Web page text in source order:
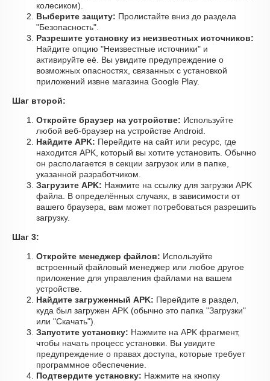
колесиком).
Выберите защиту: Пролистайте вниз до раздела
"Безопасность".
Разрешите установку из неизвестных источников:
Найдите опцию "Неизвестные источники" и
активируйте её. Вы увидите предупреждение о
возможных опасностях, связанных с установкой
приложений извне магазина Google Play.
Шаг второй:
Откройте браузер на устройстве: Используйте
любой веб-браузер на устройстве Android.
Найдите APK: Перейдите на сайт или ресурс, где
находится APK, который вы хотите установить. Обычно
он располагается в секции загрузок или в папке,
указанной разработчиком.
Загрузите APK: Нажмите на ссылку для загрузки APK
файла. В определённых случаях, в зависимости от
вашего браузера, вам может потребоваться разрешить
загрузку.
Шаг 3:
Откройте менеджер файлов: Используйте
встроенный файловый менеджер или любое другое
приложение для управления файлами на вашем
устройстве.
Найдите загруженный APK: Перейдите в раздел,
куда был загружен APK (обычно это папка "Загрузки"
или "Скачать").
Запустите установку: Нажмите на APK фрагмент,
чтобы начать процесс установки. Вы увидите
предупреждение о правах доступа, которые требует
программное обеспечение.
Подтвердите установку: Нажмите на кнопку